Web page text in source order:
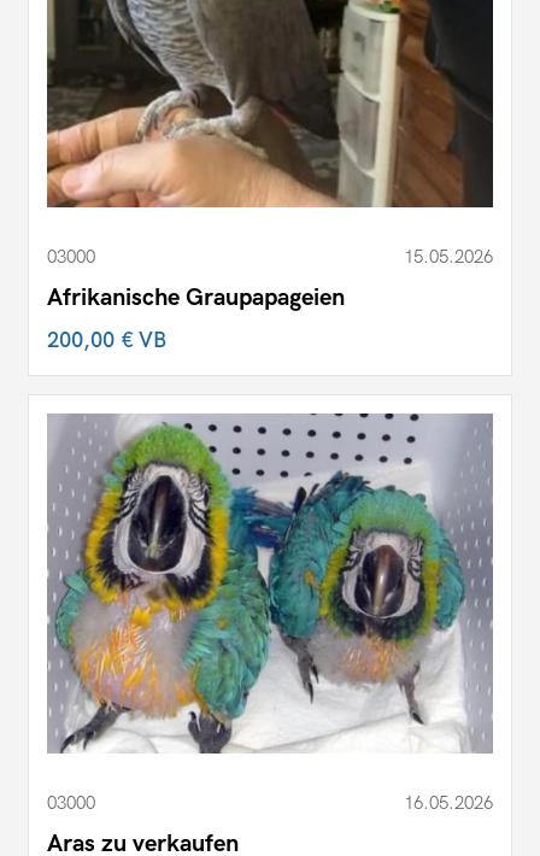
03000 15.05.2026
Afrikanische Graupapageien
200,00 €VB
03000 16.05.2026
Aras zu verkaufen